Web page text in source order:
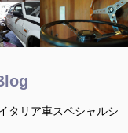
タリア車スペシャルシ